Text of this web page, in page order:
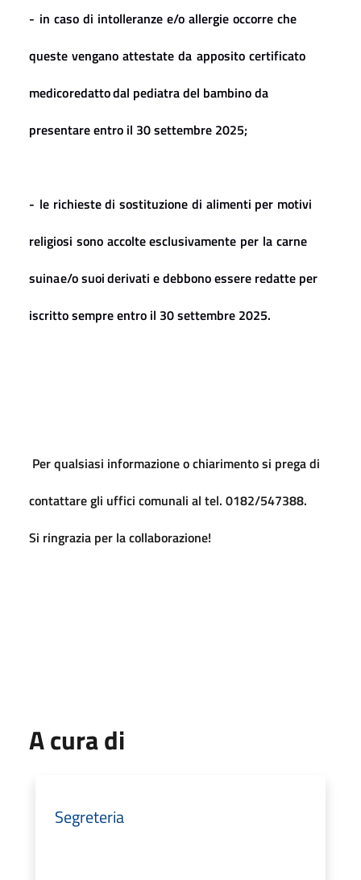
- in caso di intolleranze e/o allergie occorre che
queste vengano attestate da apposito certificato
medicoredattodal pediatradel bambinoda
presentareentro il 30settembre 2025;
- le richiestedi sostituzione di alimenti per motivi
religiosi sono accolteesclusivamente per la carne
suinae/o suoiderivati edebbono essere redatte per
iscrittosempreentro il 30 settembre 2025.
Per qualsiasi informazione o chiarimento si prega di
contattare gli uffici comunali al tel. 0182/547388.
Si ringrazia per la collaborazione!
A cura di
Segreteria